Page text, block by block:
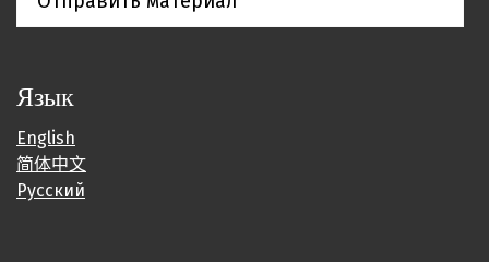
Язык
English
简体中文
Русский